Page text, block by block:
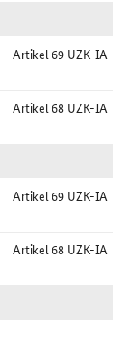
Artikel 69 UZK-IA
Artikel 68 UZK-IA
Artikel 69 UZK-IA
Artikel 68 UZK-IA